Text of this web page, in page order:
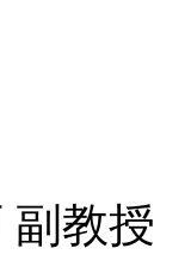
副教授